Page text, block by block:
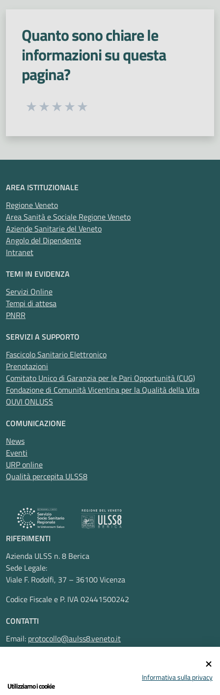
Quanto sono chiare le
informazioni su questa
pagina?
Seleziona una valutazione da 1 a 5 stelle
AREA ISTITUZIONALE
Regione Veneto
Area Sanità e Sociale Regione Veneto
Aziende Sanitarie del Veneto
Angolo del Dipendente
Intranet
TEMI IN EVIDENZA
Servizi Online
Tempi di attesa
PNRR
SERVIZI A SUPPORTO
Fascicolo Sanitario Elettronico
Prenotazioni
Comitato Unico di Garanzia per le Pari Opportunità (CUG)
Fondazione di Comunità Vicentina per la Qualità della Vita
OUVI ONLUSS
COMUNICAZIONE
News
Eventi
URP online
Qualità percepita ULSS8
RIFERIMENTI
Azienda ULSS n. 8 Berica
Sede Legale:
Viale F. Rodolfi, 37 – 36100 Vicenza
Codice Fiscale e P. IVA 02441500242
CONTATTI
Email: protocollo@aulss8.veneto.it
Pec:protocollo.aulss8@pecveneto.it
Informativa sulla privacy
Utilizziamo i cookie